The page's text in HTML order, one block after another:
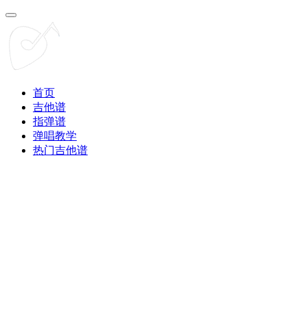
首页
吉他谱
指弹谱
弹唱教学
热门吉他谱